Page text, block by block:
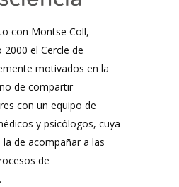
con Montse Coll,
el Cercle de
motivados en la
de compartir
con un equipo de
y psicólogos, cuya
de acompañar a las
de